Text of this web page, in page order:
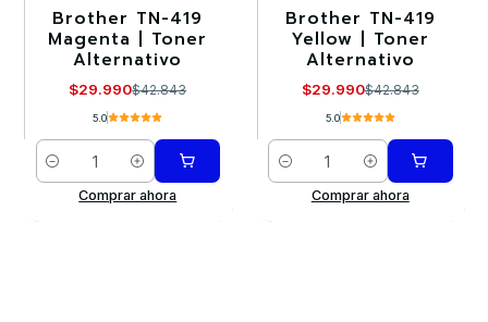
-30%
Brother TN-419
Magenta | Toner
Alternativo
$29.990$42.843
5.0
Cantidad
Comprar ahora
-30%
Brother TN-419
Yellow | Toner
Alternativo
$29.990$42.843
5.0
Cantidad
Comprar ahora